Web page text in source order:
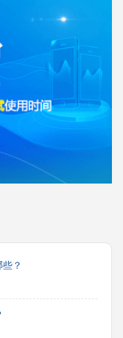
？